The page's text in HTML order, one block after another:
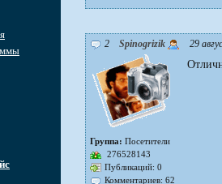
2 Spinogrizik 29
Группа: Посетители
276528143
Публикаций: 0
Комментариев: 62